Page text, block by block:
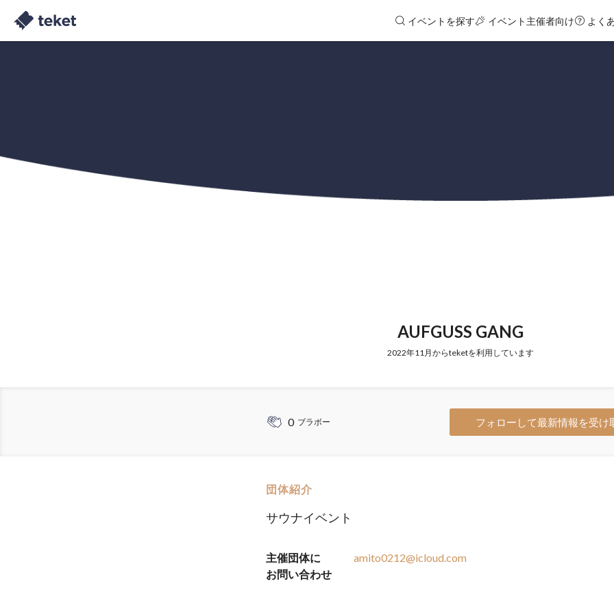
イベントを探す イベント主催者向け よく
AUFGUSS GANG
2022年11月からteketを利用しています
0 ブラボー フォローして最新情報を受け
団体紹介
サウナイベント
主催団体に
お問い合わせ
amito0212@icloud.com